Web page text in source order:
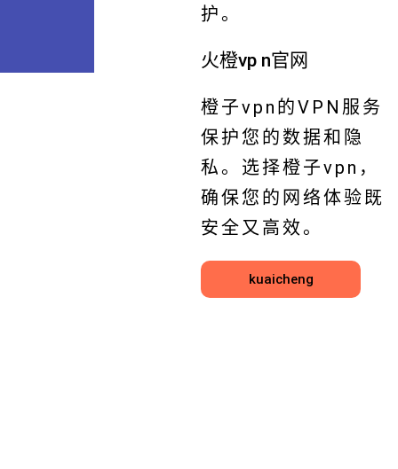
护。
火橙vp n官网
橙子vpn的VPN服务
保护您的数据和隐
私。选择橙子vpn，
确保您的网络体验既
安全又高效。
kuaicheng